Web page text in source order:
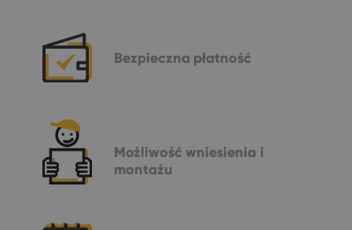
Bezpieczna płatność
Możliwość wniesienia i
montażu